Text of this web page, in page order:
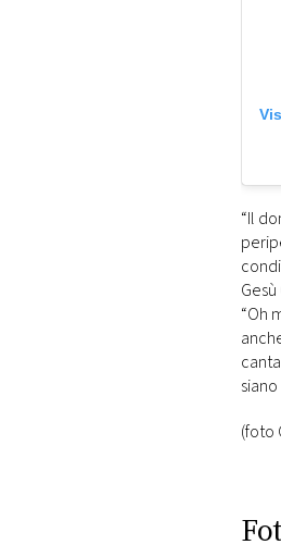
“Il
“Oh
(foto